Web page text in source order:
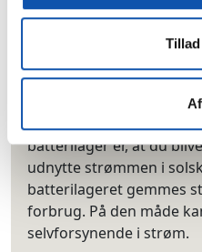
generator’ og som
Et solcelleanlæg fås med
batterilager. Fordelen
batterilager er, at du
udnytte strømmen i
batterilageret gemmes
forbrug. På den måde
selvforsynende i strøm.